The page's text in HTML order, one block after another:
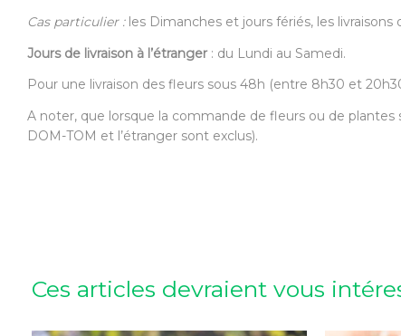
Cas particulier :les Dimanches et jours fériés, les
Jours de livraison à l’étranger : du Lundi au Samedi.
Pour une livraison des fleurs sous 48h (entre 8h30 et
A noter, que lorsque la commande de fleurs ou de plantes
DOM-TOM et l’étranger sont exclus).
Ces articles devraient vous